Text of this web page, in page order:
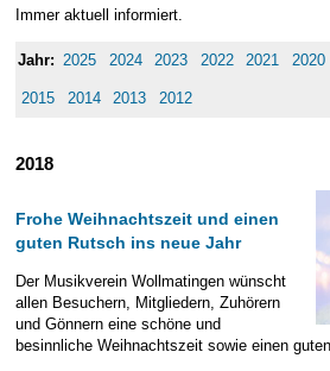
Vorstand
Formulare
Orchester
Jugendkapelle
Newsletter
E-Mail Strato
HiDrive Strato
Jahr 2000 - 2004
Jahr 2010 - 2014
Jahr 2015 - 2019
Jahr 2020 bis
Geschichte
Stammorchester
Jugendausbildung
Chronik
Vorstände
Dirigenten
Immer aktuell informiert.
2025 2024 2023 2022 2021 2020
2015 2014 2013 2012
2018
Frohe Weihnachtszeit und einen
guten Rutsch ins neue Jahr
Der Musikverein Wollmatingen wünscht
allen Besuchern, Mitgliedern, Zuhörern
und Gönnern eine schöne und
besinnliche Weihnachtszeit sowie einen